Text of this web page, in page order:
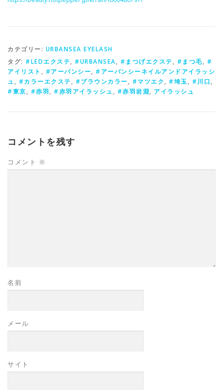
カテゴリー: URBANSEA EYELASH
タグ: #LEDエクステ, #URBANSEA, #まつげエクステ, #まつ毛, #
アイリスト , #アーバンシー, #アーバンシーネイルアンドアイラッシ
ュ , #カラーエクステ, #ブラウンカラー, #マツエク, #埼玉, #川口,
#東京, #赤羽, #赤羽アイラッシュ , #赤羽岩淵, アイラッシュ
コメントを残す
コメント ※
名前
メール
サイト